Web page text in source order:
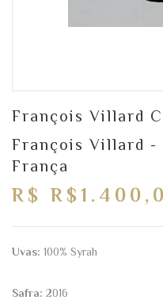
François Villard
François Villard -
França
R$
Uvas: 100% Syrah
Safra: 2016